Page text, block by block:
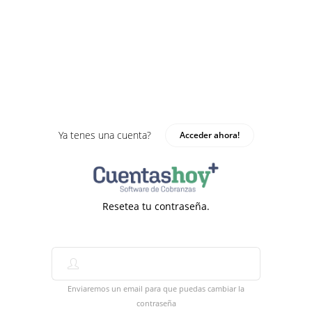
Ya tenes una cuenta? Acceder ahora!
Resetea tu contraseña.
Enviaremos un email para que puedas cambiar la
contraseña